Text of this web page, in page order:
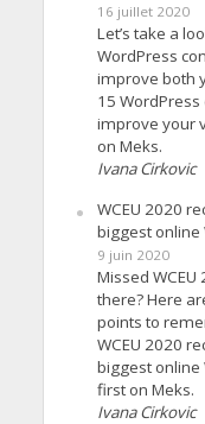
16 juillet 2020
Let’s take a
WordPress
improve both
15
improve your
on Meks.
Ivana Cirkovic
WCEU 2020
biggest online
9 juin 2020
Missed
there? Here
points to
WCEU 2020
biggest online
first on Meks.
Ivana Cirkovic